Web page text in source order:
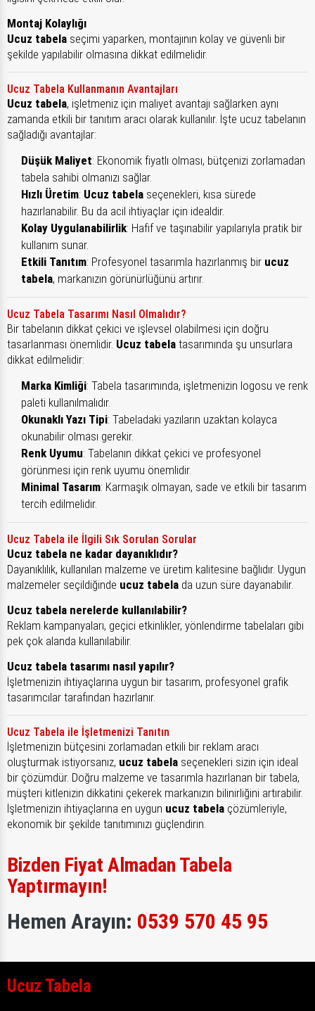
Montaj Kolaylığı
Ucuz tabela seçimi yaparken, montajının kolay ve güvenli bir
şekilde yapılabilir olmasına dikkat edilmelidir.
Ucuz Tabela Kullanmanın Avantajları
Ucuz tabela, işletmeniz için maliyet avantajı sağlarken aynı
zamanda etkili bir tanıtım aracı olarak kullanılır. İşte ucuz tabelanın
sağladığı avantajlar:
Düşük Maliyet: Ekonomik fiyatlı olması, bütçenizi zorlamadan
tabela sahibi olmanızı sağlar.
Hızlı Üretim: Ucuz tabela seçenekleri, kısa sürede
hazırlanabilir. Bu da acil ihtiyaçlar için idealdir.
Kolay Uygulanabilirlik: Hafif ve taşınabilir yapılarıyla pratik bir
kullanım sunar.
Etkili Tanıtım: Profesyonel tasarımla hazırlanmış bir ucuz
tabela, markanızın görünürlüğünü artırır.
Ucuz Tabela Tasarımı Nasıl Olmalıdır?
Bir tabelanın dikkat çekici ve işlevsel olabilmesi için doğru
tasarlanması önemlidir. Ucuz tabela tasarımında şu unsurlara
dikkat edilmelidir:
Marka Kimliği: Tabela tasarımında, işletmenizin logosu ve renk
paleti kullanılmalıdır.
Okunaklı Yazı Tipi: Tabeladaki yazıların uzaktan kolayca
okunabilir olması gerekir.
Renk Uyumu: Tabelanın dikkat çekici ve profesyonel
görünmesi için renk uyumu önemlidir.
Minimal Tasarım: Karmaşık olmayan, sade ve etkili bir tasarım
tercih edilmelidir.
Ucuz Tabela ile İlgili Sık Sorulan Sorular
Ucuz tabela ne kadar dayanıklıdır?
Dayanıklılık, kullanılan malzeme ve üretim kalitesine bağlıdır. Uygun
malzemeler seçildiğinde ucuz tabela da uzun süre dayanabilir.
Ucuz tabela nerelerde kullanılabilir?
Reklam kampanyaları, geçici etkinlikler, yönlendirme tabelaları gibi
pek çok alanda kullanılabilir.
Ucuz tabela tasarımı nasıl yapılır?
İşletmenizin ihtiyaçlarına uygun bir tasarım, profesyonel grafik
tasarımcılar tarafından hazırlanır.
Ucuz Tabela ile İşletmenizi Tanıtın
İşletmenizin bütçesini zorlamadan etkili bir reklam aracı
oluşturmak istiyorsanız, ucuz tabela seçenekleri sizin için ideal
bir çözümdür. Doğru malzeme ve tasarımla hazırlanan bir tabela,
müşteri kitlenizin dikkatini çekerek markanızın bilinirliğini artırabilir.
İşletmenizin ihtiyaçlarına en uygun ucuz tabela çözümleriyle,
ekonomik bir şekilde tanıtımınızı güçlendirin.
Bizden Fiyat Almadan Tabela
Yaptırmayın!
Hemen Arayın: 0539 570 45 95
Ucuz Tabela